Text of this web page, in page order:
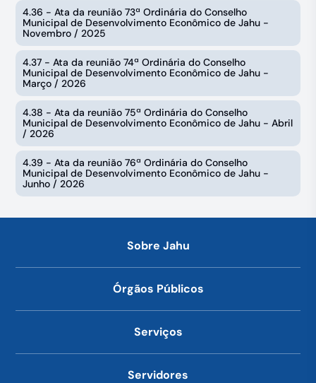
4.36 - Ata da reunião 73ª Ordinária do Conselho
Municipal de Desenvolvimento Econômico de Jahu -
Novembro / 2025
4.37 - Ata da reunião 74ª Ordinária do Conselho
Municipal de Desenvolvimento Econômico de Jahu -
Março / 2026
4.38 - Ata da reunião 75ª Ordinária do Conselho
Municipal de Desenvolvimento Econômico de Jahu - Abril
/ 2026
4.39 - Ata da reunião 76ª Ordinária do Conselho
Municipal de Desenvolvimento Econômico de Jahu -
Junho / 2026
Sobre Jahu
Órgãos Públicos
Serviços
Servidores